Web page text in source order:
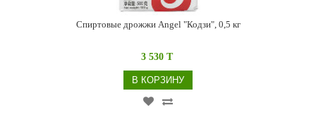
Спиртовые дрожжи Angel "Кодзи", 0,5 кг
3 530 T
В КОРЗИНУ